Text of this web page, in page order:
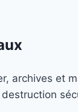
archives et